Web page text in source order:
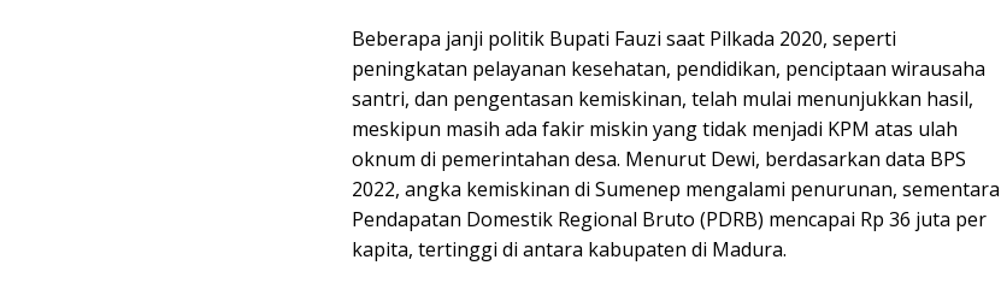
Beberapa janji politik Bupati Fauzi saat Pilkada 2020, seperti
peningkatan pelayanan kesehatan, pendidikan, penciptaan wirausaha
santri, dan pengentasan kemiskinan, telah mulai menunjukkan hasil,
meskipun masih ada fakir miskin yang tidak menjadi KPM atas ulah
oknum di pemerintahan desa. Menurut Dewi, berdasarkan data BPS
2022, angka kemiskinan di Sumenep mengalami penurunan, sementara
Pendapatan Domestik Regional Bruto (PDRB) mencapai Rp 36 juta per
kapita, tertinggi di antara kabupaten di Madura.